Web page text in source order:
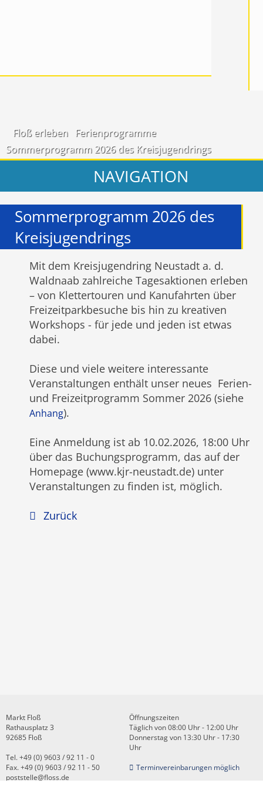
Floß erleben
Ferienprogramme
Sommerprogramm 2026 des Kreisjugendrings
NAVIGATION
Sommerprogramm 2026 des
Kreisjugendrings
Mit dem Kreisjugendring Neustadt a. d.
Waldnaab zahlreiche Tagesaktionen erleben
– von Klettertouren und Kanufahrten über
Freizeitparkbesuche bis hin zu kreativen
Workshops - für jede und jeden ist etwas
dabei.
Diese und viele weitere interessante
Veranstaltungen enthält unser neues Ferien-
und Freizeitprogramm Sommer 2026 (siehe
Anhang).
Eine Anmeldung ist ab 10.02.2026, 18:00 Uhr
über das Buchungsprogramm, das auf der
Homepage (www.kjr-neustadt.de) unter
Veranstaltungen zu finden ist, möglich.
Zurück
Markt Floß
Rathausplatz 3
92685 Floß
Tel. +49 (0) 9603 / 92 11 - 0
Fax. +49 (0) 9603 / 92 11 - 50
poststelle@floss.de
Öffnungszeiten
Täglich von 08:00 Uhr - 12:00 Uhr
Donnerstag von 13:30 Uhr - 17:30
Uhr
Terminvereinbarungen möglich